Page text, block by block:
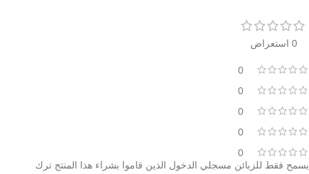
0 استعراض
0
0
0
0
0
يسمح فقط للزبائن مسجلي الدخول الذين قاموا بشراء هذا المنتج ترك